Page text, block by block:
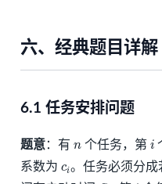
六、经典题目详解
6.1 任务安排问题
题意：有 个任务，第 i
系数为
。任务必须分成